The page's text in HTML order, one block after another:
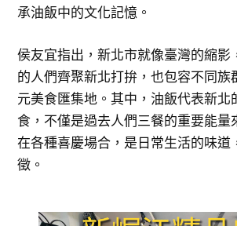
承油飯中的文化記憶。
侯友宜指出，新北市就像臺灣的縮影
的人們齊聚新北打拚，也包容不同族
元美食匯集地。其中，油飯代表新北
食，不僅是過去人們三餐的重要能量
在各種喜慶場合，是日常生活的味道
徵。